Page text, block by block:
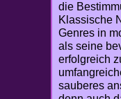
die
Klassische
Genres in
als seine
erfolgreich
sauberes